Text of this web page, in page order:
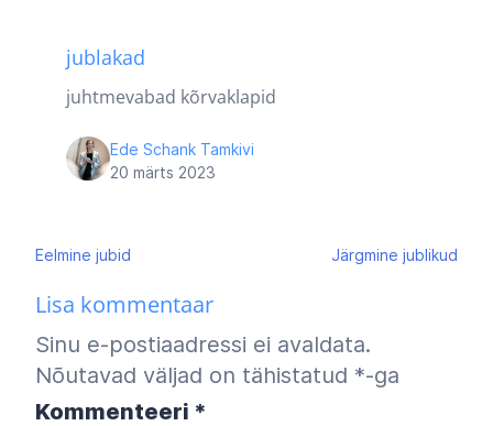
jublakad
juhtmevabad kõrvaklapid
Ede Schank Tamkivi
20 märts 2023
Navigeerimine
Eelmine jubid Järgmine jublikud
Lisa kommentaar
Sinu e-postiaadressi ei avaldata.
Nõutavad väljad on tähistatud *-ga
Kommenteeri *